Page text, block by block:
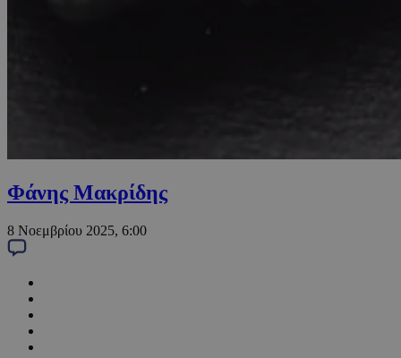
Φάνης Μακρίδης
8 Νοεμβρίου 2025, 6:00